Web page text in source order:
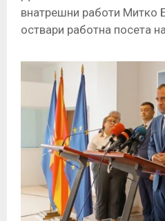
внатрешни работи Митко
оствари работна посета
организациска единица,